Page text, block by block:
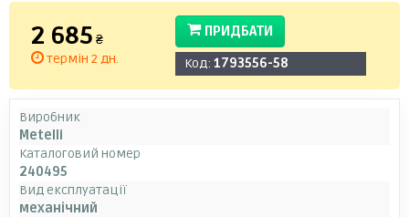
2 685 ₴
термін 2 дн.
ПРИДБАТИ
Код: 1793556-58
Виробник
Metelli
Каталоговий номер
240495
Вид експлуатації
механічний